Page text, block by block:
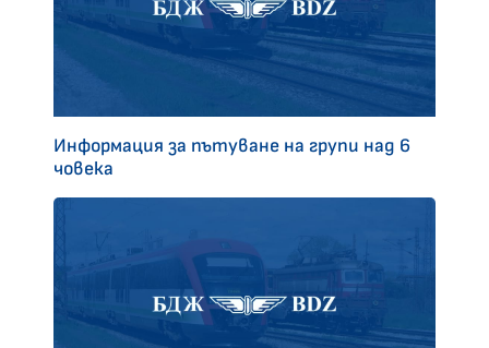
Информация за пътуване на групи над 6
човека